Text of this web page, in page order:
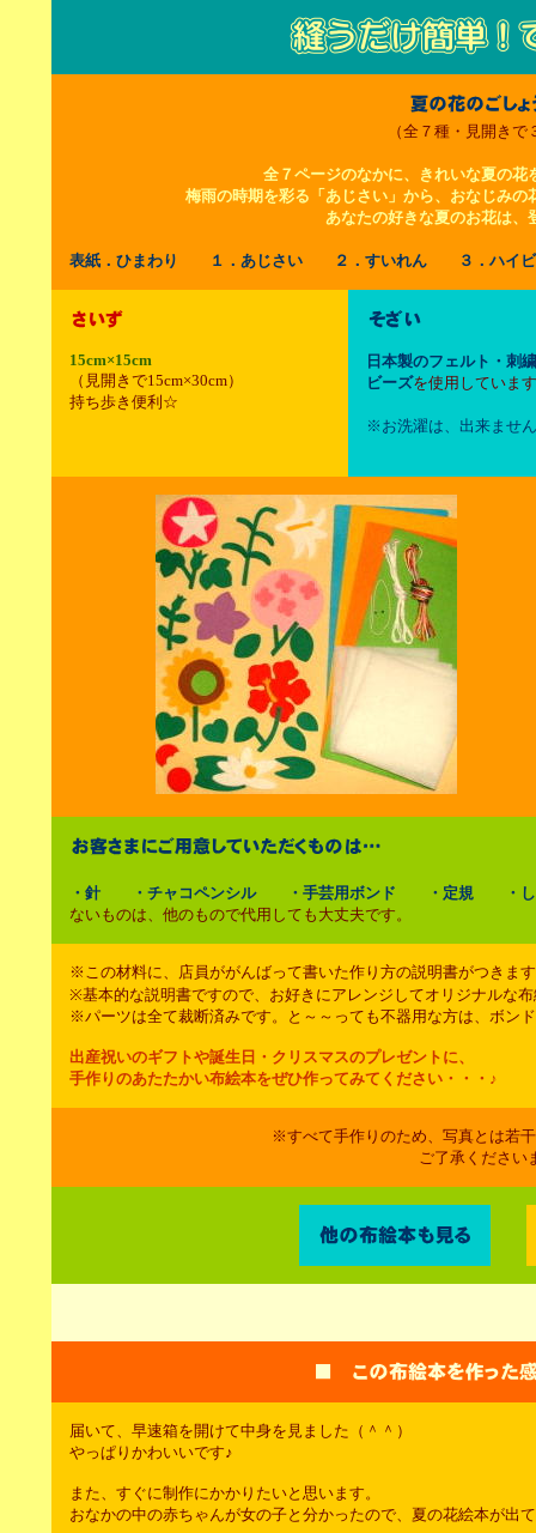
（全７種・見開きで
全７ページのなかに、きれいな夏の花
梅雨の時期を彩る「あじさい」から、おなじみ
あなたの好きな夏のお花は、
表紙．ひまわり １．あじさい ２．すいれん ３．ハ
15cm×15cm
（見開きで15cm×30cm）
持ち歩き便利☆
日本製のフェルト・刺
ビーズを使用していま
※お洗濯は、出来ませ
・針 ・チャコペンシル ・手芸用ボンド ・定規 ・し
ないものは、他のもので代用しても大丈夫です。
※この材料に、店員ががんばって書いた作り方の説明書がつきま
※基本的な説明書ですので、お好きにアレンジしてオリジナルな
※パーツは全て裁断済みです。と～～っても不器用な方は、ボン
出産祝いのギフトや誕生日・クリスマスのプレゼントに、
手作りのあたたかい布絵本をぜひ作ってみてください・・・♪
※すべて手作りのため、写真とは若
ご了承ください
届いて、早速箱を開けて中身を見ました（＾＾）
やっぱりかわいいです♪
また、すぐに制作にかかりたいと思います。
おなかの中の赤ちゃんが女の子と分かったので、夏の花絵本が出